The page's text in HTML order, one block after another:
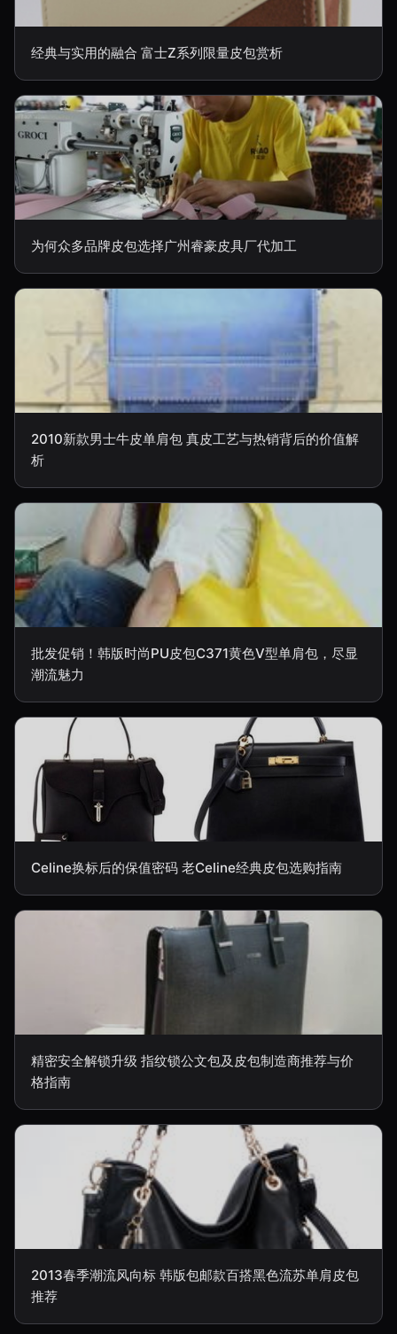
经典与实用的融合 富士Z系列限量皮包赏析
为何众多品牌皮包选择广州睿豪皮具厂代加工
2010新款男士牛皮单肩包 真皮工艺与热销背后的价值解
析
批发促销！韩版时尚PU皮包C371黄色V型单肩包，尽显
潮流魅力
Celine换标后的保值密码 老Celine经典皮包选购指南
精密安全解锁升级 指纹锁公文包及皮包制造商推荐与价
格指南
2013春季潮流风向标 韩版包邮款百搭黑色流苏单肩皮包
推荐